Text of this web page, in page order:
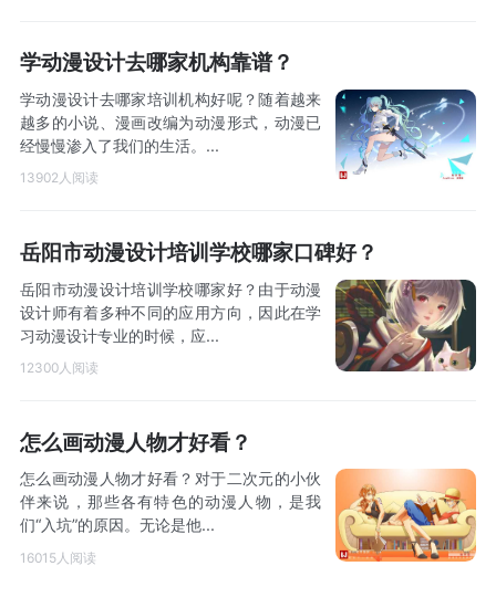
学动漫设计去哪家机构靠谱？
学动漫设计去哪家培训机构好呢？随着越来
越多的小说、漫画改编为动漫形式，动漫已
经慢慢渗入了我们的生活。...
13902人阅读
岳阳市动漫设计培训学校哪家口碑好？
岳阳市动漫设计培训学校哪家好？由于动漫
设计师有着多种不同的应用方向，因此在学
习动漫设计专业的时候，应...
12300人阅读
怎么画动漫人物才好看？
怎么画动漫人物才好看？对于二次元的小伙
伴来说，那些各有特色的动漫人物，是我
们“入坑”的原因。无论是他...
16015人阅读